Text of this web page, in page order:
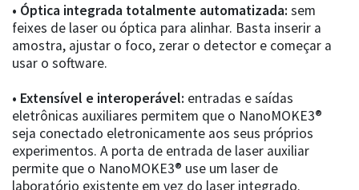
• Óptica integrada totalmente automatizada: sem
feixes de laser ou óptica para alinhar. Basta inserir a
amostra, ajustar o foco, zerar o detector e começar a
usar o software.
• Extensível e interoperável: entradas e saídas
eletrônicas auxiliares permitem que o NanoMOKE3®
seja conectado eletronicamente aos seus próprios
experimentos. A porta de entrada de laser auxiliar
permite que o NanoMOKE3® use um laser de
laboratório existente em vez do laser integrado.